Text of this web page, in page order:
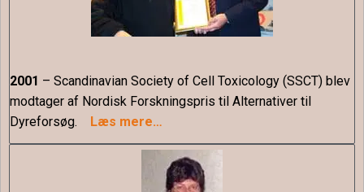
2001 – Scandinavian Society of Cell Toxicology (SSCT) blev
modtager af Nordisk Forskningspris til Alternativer til
Dyreforsøg. Læs mere…